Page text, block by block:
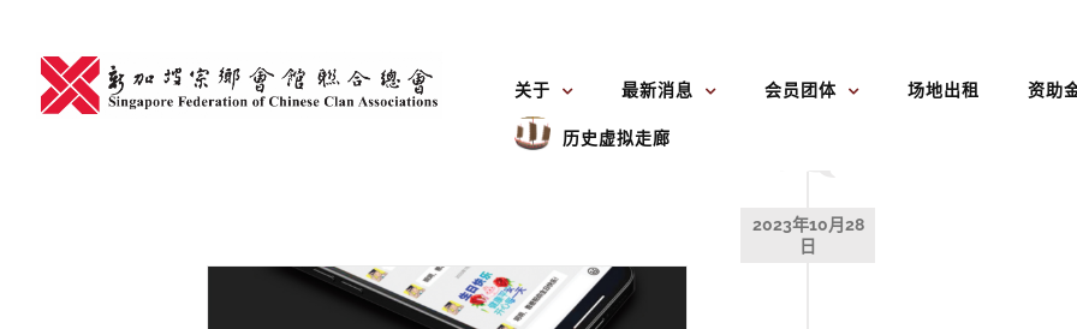
content
关于
最新消息 会员团体 场地出租 资助
历史虚拟走廊
2023年10月28
日